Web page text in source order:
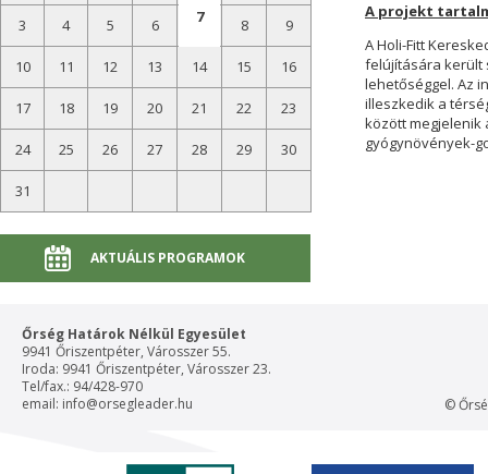
3 4 5 6 7 8 9
10 11 12 13 14 15 16
17 18 19 20 21 22 23
24 25 26 27 28 29 30
31
AKTUÁLIS PROGRAMOK
A projekt
A Holi-Fitt
felújítására került
lehetőséggel. Az
illeszkedik a
között megjelenik
gyógynövények-
Őrség Határok Nélkül Egyesület
9941 Őriszentpéter, Városszer 55.
Iroda: 9941 Őriszentpéter, Városszer 23.
Tel/fax.: 94/428-970
email: info@orsegleader.hu ©